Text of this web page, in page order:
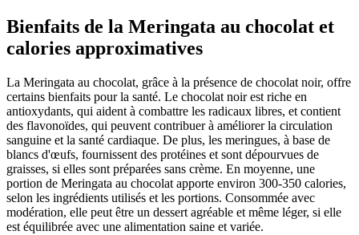
Bienfaits de la Meringata au chocolat et
calories approximatives
La Meringata au chocolat, grâce à la présence de chocolat noir, offre
certains bienfaits pour la santé. Le chocolat noir est riche en
antioxydants, qui aident à combattre les radicaux libres, et contient
des flavonoïdes, qui peuvent contribuer à améliorer la circulation
sanguine et la santé cardiaque. De plus, les meringues, à base de
blancs d'œufs, fournissent des protéines et sont dépourvues de
graisses, si elles sont préparées sans crème. En moyenne, une
portion de Meringata au chocolat apporte environ 300-350 calories,
selon les ingrédients utilisés et les portions. Consommée avec
modération, elle peut être un dessert agréable et même léger, si elle
est équilibrée avec une alimentation saine et variée.